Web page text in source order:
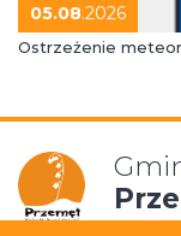
05.08.2026
Ostrzeżenie